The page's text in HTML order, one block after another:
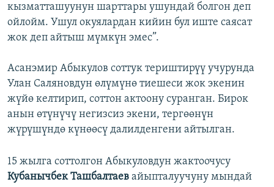
кызматташуунун шарттары ушундай болгон деп
ойлойм. Ушул окуялардан кийин бул иште саясат
жок деп айтыш мүмкүн эмес”.
Асанэмир Абыкулов соттук териштирүү учурунда
Улан Саляновдун өлүмүнө тиешеси жок экенин
жүйө келтирип, соттон актоону суранган. Бирок
анын өтүнүчү негизсиз экени, тергөөнүн
жүрүшүндө күнөөсү далилденгени айтылган.
15 жылга соттолгон Абыкуловдун жактоочусу
Кубанычбек Ташбалтаев айыпталуучуну мындай